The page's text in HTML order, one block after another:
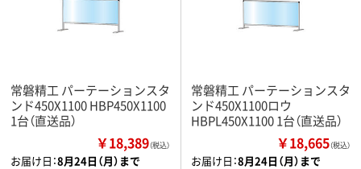
常磐精工 パーテーションスタ
ンド450X1100 HBP450X1100
1台（直送品）
￥18,389（税込）
お届け日：8月24日（月）まで
常磐精工 パーテーションスタ
ンド450X1100ロウ
HBPL450X1100 1台（直送品）
￥18,665（税込）
お届け日：8月24日（月）まで